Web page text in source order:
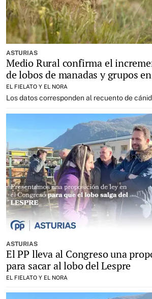
ASTURIAS
Medio Rural confirma el
de lobos de manadas y grupos
EL FIELATO Y EL NORA
Los datos corresponden al recuento de
ASTURIAS
El PP lleva al Congreso una
para sacar al lobo del Lespre
EL FIELATO Y EL NORA